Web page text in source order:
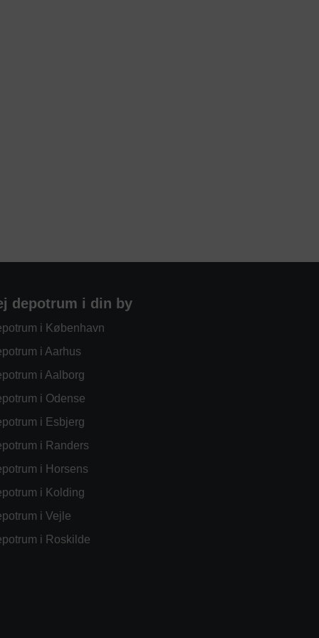
depotrum i din by
i København
i Aarhus
i Aalborg
i Odense
i Esbjerg
i Randers
i Horsens
i Kolding
i Vejle
i Roskilde